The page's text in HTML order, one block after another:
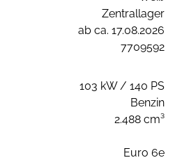
Zentrallager
ab ca. 17.08.2026
7709592
103 kW / 140 PS
Benzin
2.488 cm³
Euro 6e